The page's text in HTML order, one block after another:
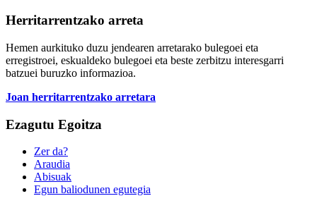
Herritarrentzako arreta
Hemen aurkituko duzu jendearen arretarako bulegoei eta
erregistroei, eskualdeko bulegoei eta beste zerbitzu interesgarri
batzuei buruzko informazioa.
Joan herritarrentzako arretara
Ezagutu Egoitza
Zer da?
Araudia
Abisuak
Egun baliodunen egutegia